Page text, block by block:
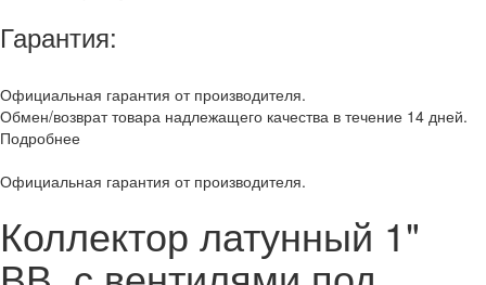
Гарантия:
Официальная гарантия от производителя.
Обмен/возврат товара надлежащего качества в течение 14 дней.
Подробнее
Официальная гарантия от производителя.
Коллектор латунный 1"